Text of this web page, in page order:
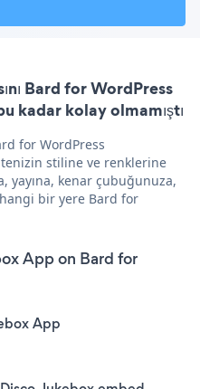
Bard for WordPress
kadar kolay olmamıştı
for WordPress
stiline ve renklerine
yayına, kenar çubuğunuza,
bir yere Bard for
App on Bard for
App